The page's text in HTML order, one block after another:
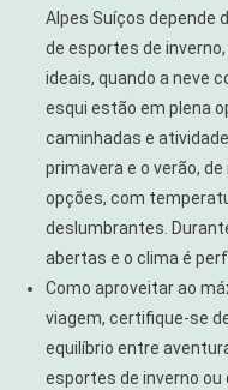
Alpes Suíços depende
de esportes de
ideais, quando a neve
esqui estão em plena
caminhadas e
primavera e o verão,
opções, com
deslumbrantes.
abertas e o clima é
Como aproveitar ao
viagem, certifique-se
equilíbrio entre
esportes de inverno